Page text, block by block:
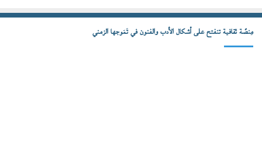
مِنصّة ثقافية تنفتح على أشكال الأدب والفنون في تَمَوجها الزمني